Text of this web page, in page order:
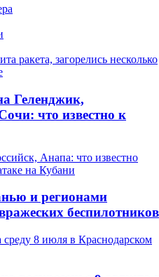
Геленджик,
что известно к
и регионами
беспилотников